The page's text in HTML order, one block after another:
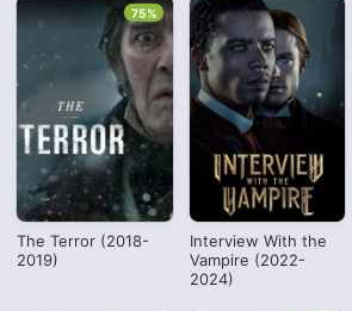
The Terror (2018-
2019)
75%
Interview With the
Vampire (2022-
2024)